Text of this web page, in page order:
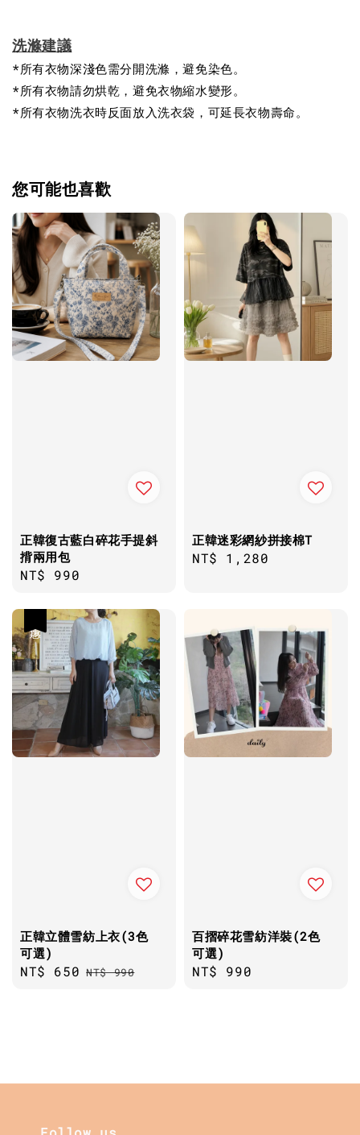
洗滌建議
*所有衣物深淺色需分開洗滌，避免染色。
*所有衣物請勿烘乾，避免衣物縮水變形。
*所有衣物洗衣時反面放入洗衣袋，可延長衣物壽命。
您可能也喜歡
正韓復古藍白碎花手提斜
揹兩用包
Regular
NT$ 990
正韓迷彩網紗拼接棉T
Regular
NT$ 1,280
正韓立體雪紡上衣(3色
可選)
Sale
NT$ 650 Regular
NT$ 990
百摺碎花雪紡洋裝(2色
可選)
Regular
NT$ 990